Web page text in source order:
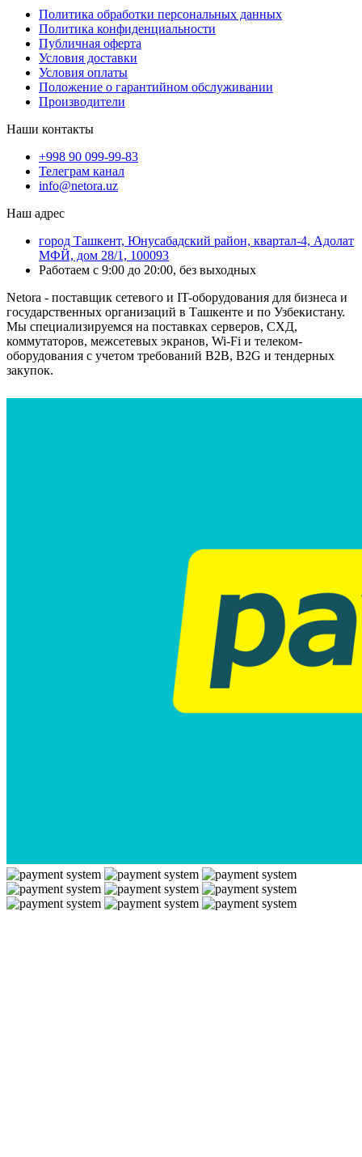
Политика обработки персональных данных
Политика конфиденциальности
Публичная оферта
Условия доставки
Условия оплаты
Положение о гарантийном обслуживании
Производители
Наши контакты
+998 90 099-99-83
Телеграм канал
info@netora.uz
Наш адрес
город Ташкент, Юнусабадский район, квартал-4, Адолат
МФЙ, дом 28/1, 100093
Работаем с 9:00 до 20:00, без выходных
Netora - поставщик сетевого и IT-оборудования для бизнеса и
государственных организаций в Ташкенте и по Узбекистану.
Мы специализируемся на поставках серверов, СХД,
коммутаторов, межсетевых экранов, Wi-Fi и телеком-
оборудования с учетом требований B2B, B2G и тендерных
закупок.